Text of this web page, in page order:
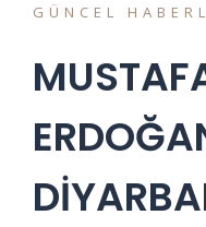
GÜNCEL